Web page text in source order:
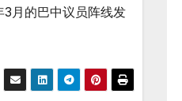
月的巴中议员阵线发